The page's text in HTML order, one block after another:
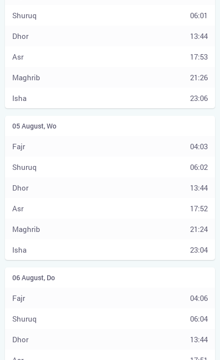
06:01
13:44
17:53
21:26
23:06
04:03
06:02
13:44
17:52
21:24
23:04
04:06
06:04
13:44